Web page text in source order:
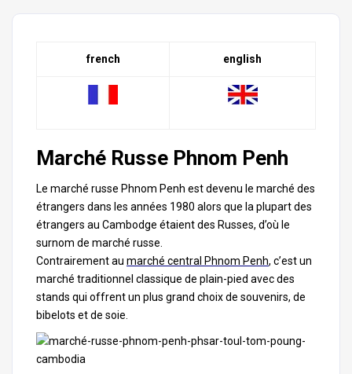
french english
Marché Russe Phnom Penh
Le marché russe Phnom Penh est devenu le marché des
étrangers dans les années 1980 alors que la plupart des
étrangers au Cambodge étaient des Russes, d’où le
surnom de marché russe.
Contrairement au marché central Phnom Penh, c’est un
marché traditionnel classique de plain-pied avec des
stands qui offrent un plus grand choix de souvenirs, de
bibelots et de soie.